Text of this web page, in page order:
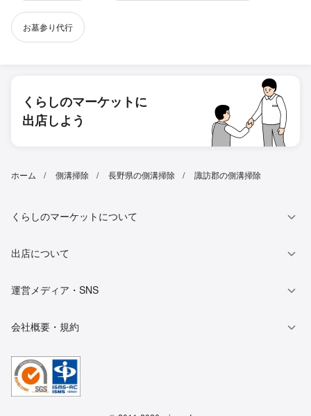
お墓参り代行
くらしのマーケットに
出店しよう
ホーム 側溝掃除 長野県の側溝掃除 諏訪郡の側溝掃除
くらしのマーケットについて
出店について
運営メディア・SNS
会社概要・規約